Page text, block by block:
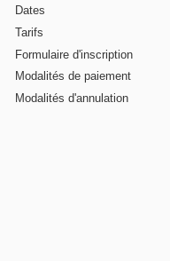
Dates
Tarifs
Formulaire d'inscription
Modalités de paiement
Modalités d'annulation